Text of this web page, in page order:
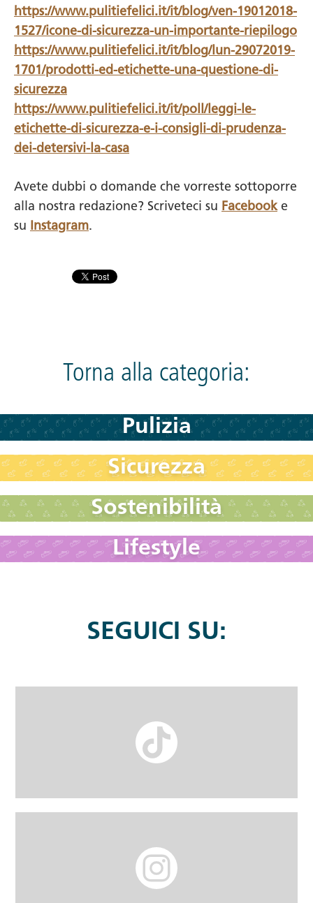
https://www.pulitiefelici.it/it/blog/ven-19012018-
1527/icone-di-sicurezza-un-importante-riepilogo
https://www.pulitiefelici.it/it/blog/lun-29072019-
1701/prodotti-ed-etichette-una-questione-di-
sicurezza
https://www.pulitiefelici.it/it/poll/leggi-le-
etichette-di-sicurezza-e-i-consigli-di-prudenza-
dei-detersivi-la-casa
Avete dubbi o domande che vorreste sottoporre
alla nostra redazione? Scriveteci su Facebooke
su Instagram.
Torna alla categoria:
Pulizia
Sicurezza
Sostenibilità
Lifestyle
SEGUICI SU: